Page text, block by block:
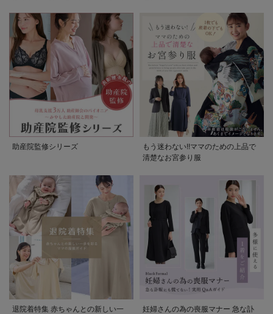
助産院監修シリーズ
もう迷わない!!ママのための上品で
清楚なお宮参り服
退院着特集 赤ちゃんとの新しい一
妊婦さんの為の喪服マナー 急な訃